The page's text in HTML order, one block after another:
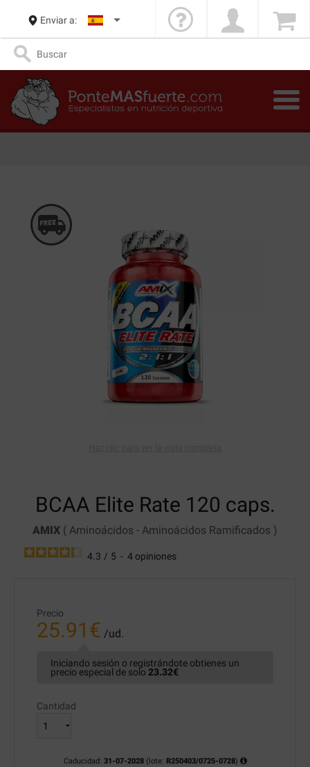
Enviar a:
BCAA Elite Rate 120 caps.
AMIX ( Aminoácidos - Aminoácidos Ramificados )
4.3 / 5 - 4 opiniones
Precio
25.91 € /ud.
Iniciando sesión o registrándote obtienes un
precio especial de solo 23.32€
Cantidad
Caducidad: 31-07-2028(lote: R250403/0725-0728)